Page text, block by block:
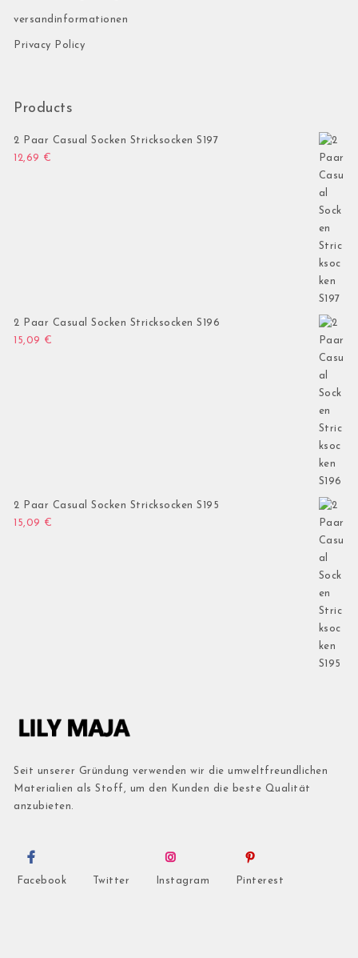
versandinformationen
Privacy Policy
Products
2 Paar Casual Socken Stricksocken S197
12,69 €
2 Paar Casual Socken Stricksocken S196
15,09 €
2 Paar Casual Socken Stricksocken S195
15,09 €
Seit unserer Gründung verwenden wir die umweltfreundlichen
Materialien als Stoff, um den Kunden die beste Qualität
anzubieten.
Facebook Twitter Instagram Pinterest